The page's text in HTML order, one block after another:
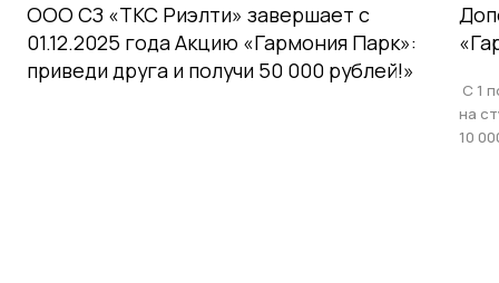
ООО СЗ «ТКС Риэлти» завершает с
01.12.2025 года Акцию «Гармония Парк»:
приведи друга и получи 50 000 рублей!»
С 1
на
10